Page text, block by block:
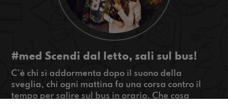
#med Scendi dal letto, sali sul bus!
C'è chi si addormenta dopo il suono della
sveglia, chi ogni mattina fa una corsa contro il
tempo per salire sul bus in orario. Che cosa